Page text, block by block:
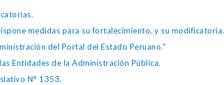
medidas para su fortalecimiento, y su modificatoria.
del Portal del Estado Peruano."
Entidades de la Administración Pública.
N° 1353.